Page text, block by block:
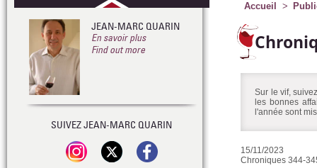
Accueil
Sur le vif,
les bonnes
l'année sont
15/11/2023
Chroniques 344-
JEAN-MARC QUARIN
En savoir plus
Find out more
SUIVEZ JEAN-MARC QUARIN